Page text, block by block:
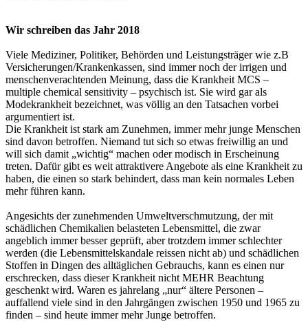
Wir schreiben das Jahr 2018
Viele Mediziner, Politiker, Behörden und Leistungsträger wie z.B
Versicherungen/Krankenkassen, sind immer noch der irrigen und
menschenverachtenden Meinung, dass die Krankheit MCS –
multiple chemical sensitivity – psychisch ist. Sie wird gar als
Modekrankheit bezeichnet, was völlig an den Tatsachen vorbei
argumentiert ist.
Die Krankheit ist stark am Zunehmen, immer mehr junge Menschen
sind davon betroffen. Niemand tut sich so etwas freiwillig an und
will sich damit „wichtig“ machen oder modisch in Erscheinung
treten. Dafür gibt es weit attraktivere Angebote als eine Krankheit zu
haben, die einen so stark behindert, dass man kein normales Leben
mehr führen kann.
Angesichts der zunehmenden Umweltverschmutzung, der mit
schädlichen Chemikalien belasteten Lebensmittel, die zwar
angeblich immer besser geprüft, aber trotzdem immer schlechter
werden (die Lebensmittelskandale reissen nicht ab) und schädlichen
Stoffen in Dingen des alltäglichen Gebrauchs, kann es einen nur
erschrecken, dass dieser Krankheit nicht MEHR Beachtung
geschenkt wird. Waren es jahrelang „nur“ ältere Personen –
auffallend viele sind in den Jahrgängen zwischen 1950 und 1965 zu
finden – sind heute immer mehr Junge betroffen.